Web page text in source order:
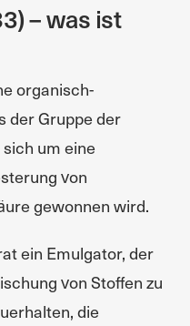
– was ist
organisch-
der Gruppe der
um eine
von
gewonnen wird.
ein Emulgator, der
von Stoffen zu
die